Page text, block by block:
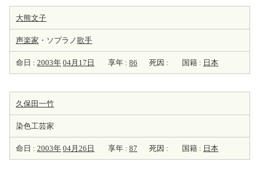
大熊文子
声楽家 ・ソプラノ歌手
命日 : 2003年 04月17日 享年 : 86 死因 : 国籍 : 日本
久保田一竹
染色工芸家
命日 : 2003年 04月26日 享年 : 87 死因 : 国籍 : 日本